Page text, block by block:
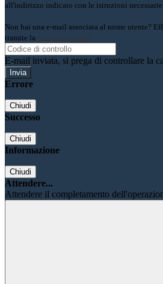
all'indirizzo indicato con le istruzioni necessarie.
Non hai una e-mail associata al nome utente?
tramite la Login Spaggiari
E-mail inviata, si prega di controllare la
Errore
Chiudi
Successo
Chiudi
Informazione
Chiudi
Attendere...
Attendere il completamento